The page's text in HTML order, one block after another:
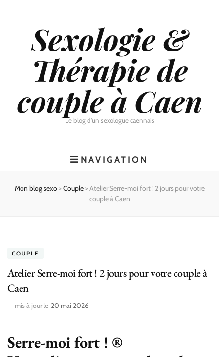
Sexologie &
Thérapie de
couple à Caen
Le blog d'un sexologue caennais
NAVIGATION
Mon blog sexo>Couple>Atelier Serre-moi fort ! 2 jours pour votre
couple à Caen
COUPLE
Atelier Serre-moi fort ! 2 jours pour votre couple à
Caen
mis à jour le 20 mai 2026
Serre-moi fort ! ®